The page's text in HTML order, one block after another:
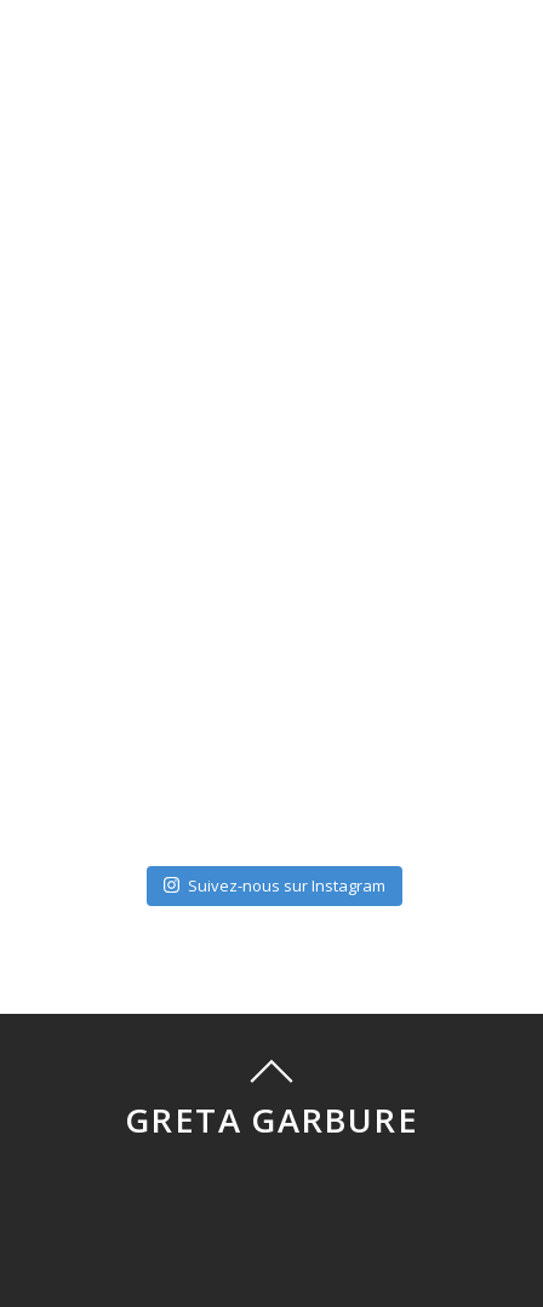
Suivez-nous sur Instagram
GRETA GARBURE